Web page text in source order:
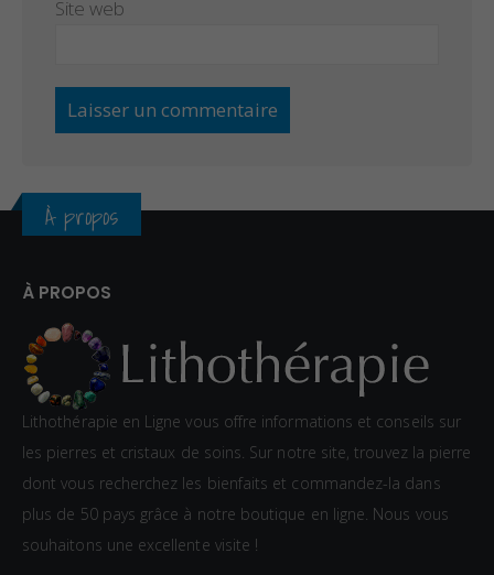
Site web
À propos
À PROPOS
Lithothérapie en Ligne vous offre informations et conseils sur
les pierres et cristaux de soins. Sur notre site, trouvez la pierre
dont vous recherchez les bienfaits et commandez-la dans
plus de 50 pays grâce à notre boutique en ligne. Nous vous
souhaitons une excellente visite !